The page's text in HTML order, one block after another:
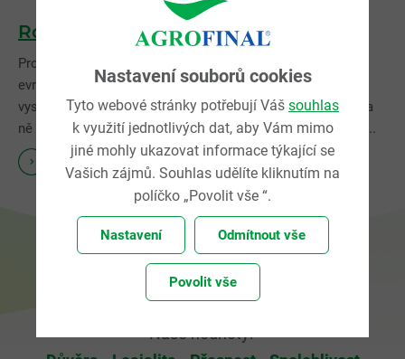
Roots power
Program „Roots Power“ vznikl jako odpověď na poptávku
evropských pěstitelů po hybridech kukuřice, které mají
vysokou toleranci ke stresovým podmínkám a nereagují na
ně snížením výnosu. Hlavním znakem nově vyšlechtěných...
více
Naše hodnoty:
Nastavení souborů cookies
Tyto webové stránky potřebují Váš souhlas
k využití jednotlivých dat, aby Vám mimo
jiné mohly ukazovat informace týkající se
Vašich zájmů. Souhlas udělíte kliknutím na
políčko „Povolit vše “.
Nastavení Odmítnout vše
Povolit vše